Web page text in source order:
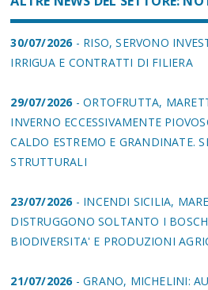
30/07/2026- RISO, SERVONO
IRRIGUA E CONTRATTI DI FILIERA
29/07/2026- ORTOFRUTTA,
INVERNO ECCESSIVAMENTE
CALDO ESTREMO E GRANDINATE.
STRUTTURALI
23/07/2026- INCENDI SICILIA,
DISTRUGGONO SOLTANTO I
BIODIVERSITA' E PRODUZIONI
21/07/2026- GRANO, MICHELINI: